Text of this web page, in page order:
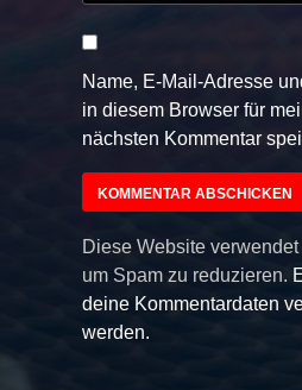
Name, E-Mail-Adresse
in diesem Browser für
nächsten Kommentar
Diese Website verwendet
um Spam zu reduzieren.
deine Kommentardaten
werden.